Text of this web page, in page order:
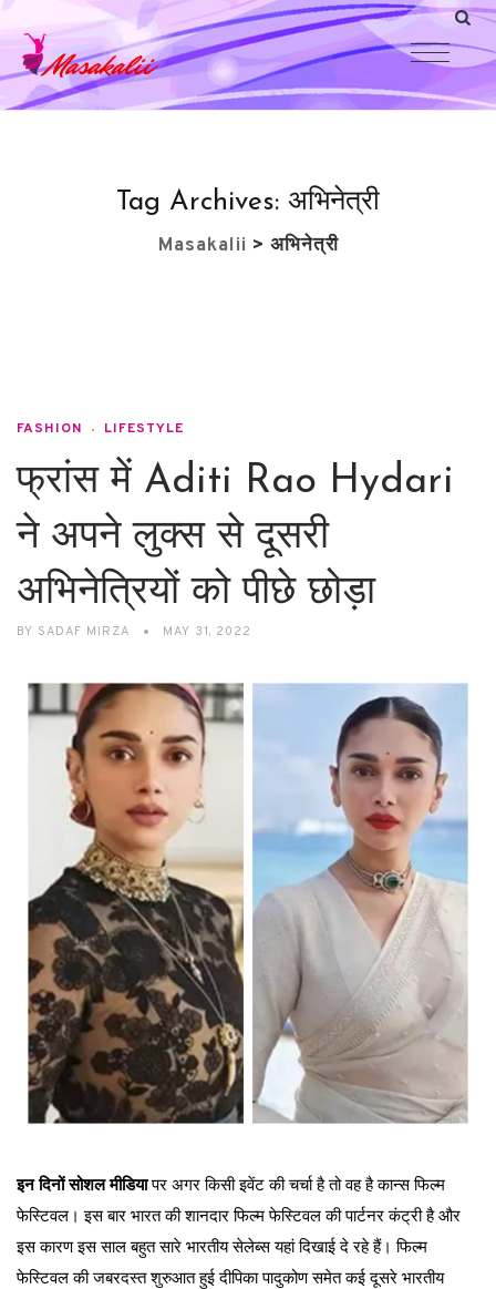
Tag Archives: अभिनेत्री
Masakalii > अभिनेत्री
FASHION LIFESTYLE
फ्रांस में Aditi Rao Hydari
ने अपने लुक्स से दूसरी
अभिनेत्रियों को पीछे छोड़ा
BY SADAF MIRZA MAY 31, 2022
इन दिनों सोशल मीडियापर अगर किसी इवेंट की चर्चा है तो वह है कान्स फिल्म
फेस्टिवल। इस बार भारत की शानदार फिल्म फेस्टिवल की पार्टनर कंट्री है और
इस कारण इस साल बहुत सारे भारतीय सेलेब्स यहां दिखाई दे रहे हैं। फिल्म
फेस्टिवल की जबरदस्त शुरुआत हुई दीपिका पादुकोण समेत कई दूसरे भारतीय